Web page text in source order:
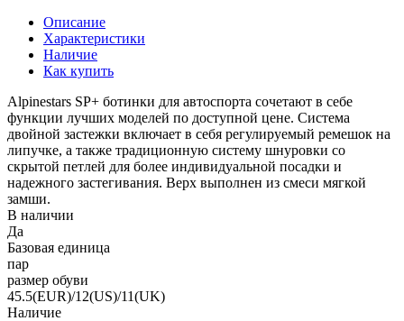
Описание
Характеристики
Наличие
Как купить
Alpinestars SP+ ботинки для автоспорта сочетают в себе
функции лучших моделей по доступной цене. Система
двойной застежки включает в себя регулируемый ремешок на
липучке, а также традиционную систему шнуровки со
скрытой петлей для более индивидуальной посадки и
надежного застегивания. Верх выполнен из смеси мягкой
замши.
В наличии
Да
Базовая единица
пар
размер обуви
45.5(EUR)/12(US)/11(UK)
Наличие